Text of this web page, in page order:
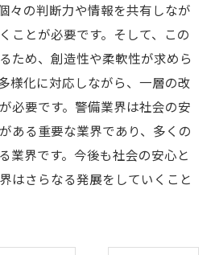
々の判断力や情報を共有しなが
ことが必要です。そして、この
ため、創造性や柔軟性が求めら
様化に対応しながら、一層の改
必要です。警備業界は社会の安
ある重要な業界であり、多くの
業界です。今後も社会の安心と
はさらなる発展をしていくこと